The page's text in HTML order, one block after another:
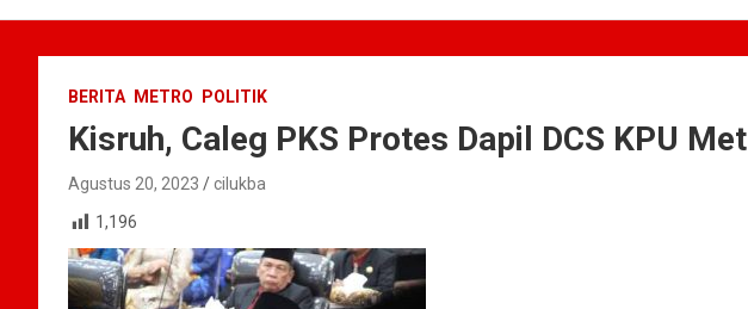
BERITA METRO POLITIK
Kisruh, Caleg PKS Protes Dapil DCS KPU
Agustus 20, 2023
cilukba
1,196